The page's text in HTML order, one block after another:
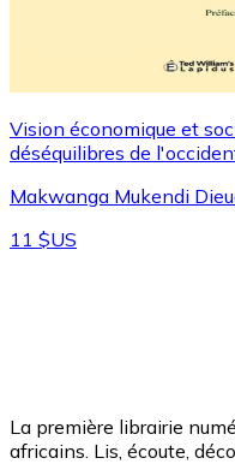
Vision économique et
déséquilibres de
Makwanga Mukendi
11 $US
La première librairie
africains. Lis, écoute,